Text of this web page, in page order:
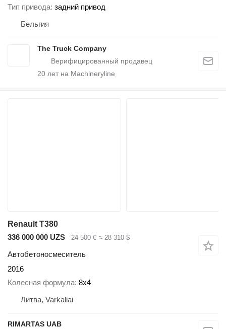
Тип привода задний привод
Бельгия
The Truck Company
20 лет на Machineryline
Renault T380
336 000 000 UZS
24 500 € ≈ 28 310 $
Автобетоносмеситель
2016
Колесная формула 8x4
Литва, Varkaliai
RIMARTAS UAB